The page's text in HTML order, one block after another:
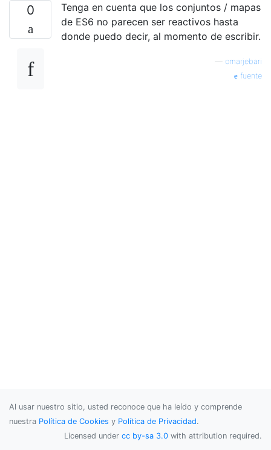
0
Tenga en cuenta que los conjuntos / mapas
de ES6 no parecen ser reactivos hasta
donde puedo decir, al momento de escribir.
omarjebari
fuente
Al usar nuestro sitio, usted reconoce que ha leído y comprende
nuestra Política de Cookies y Política de Privacidad.
Licensed under cc by-sa 3.0 with attribution required.